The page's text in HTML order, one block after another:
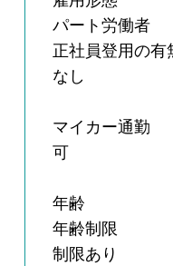
パート労働者
正社員登用の有
なし
マイカー通勤
可
年齢
年齢制限
制限あり